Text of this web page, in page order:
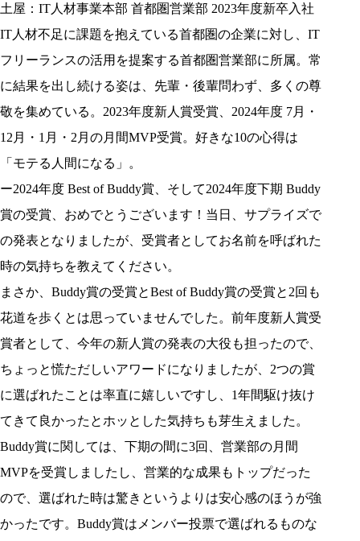
土屋：IT人材事業本部 首都圏営業部 2023年度新卒入社
IT人材不足に課題を抱えている首都圏の企業に対し、IT
フリーランスの活用を提案する首都圏営業部に所属。常
に結果を出し続ける姿は、先輩・後輩問わず、多くの尊
敬を集めている。2023年度新人賞受賞、2024年度 7月・
12月・1月・2月の月間MVP受賞。好きな10の心得は
「モテる人間になる」。
ー2024年度 Best of Buddy賞、そして2024年度下期 Buddy
賞の受賞、おめでとうございます！当日、サプライズで
の発表となりましたが、受賞者としてお名前を呼ばれた
時の気持ちを教えてください。
まさか、Buddy賞の受賞とBest of Buddy賞の受賞と2回も
花道を歩くとは思っていませんでした。前年度新人賞受
賞者として、今年の新人賞の発表の大役も担ったので、
ちょっと慌ただしいアワードになりましたが、2つの賞
に選ばれたことは率直に嬉しいですし、1年間駆け抜け
てきて良かったとホッとした気持ちも芽生えました。
Buddy賞に関しては、下期の間に3回、営業部の月間
MVPを受賞しましたし、営業的な成果もトップだった
ので、選ばれた時は驚きというよりは安心感のほうが強
かったです。Buddy賞はメンバー投票で選ばれるものな